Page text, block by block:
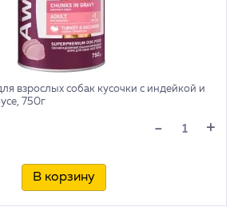
взрослых собак кусочки с индейкой и
750г
- +
В корзину